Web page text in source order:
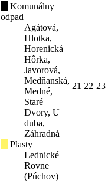
Komunálny
odpad
Agátová,
Hlotka,
Horenická
Hôrka,
Javorová,
Medňanská,
Medné,
Staré
Dvory, U
duba,
Záhradná
Plasty
Lednické
Rovne
(Púchov)
21 22 23